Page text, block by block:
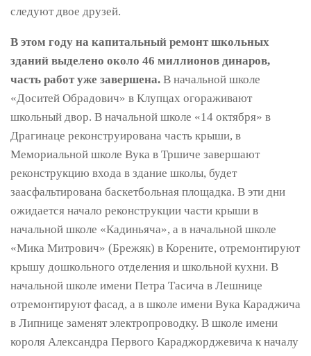
следуют двое друзей.
В этом году на капитальный ремонт школьных
зданий выделено около 46 миллионов динаров,
часть работ уже завершена. В начальной школе
«Доситей Обрадович» в Клупцах огораживают
школьный двор. В начальной школе «14 октября» в
Драгинаце реконструирована часть крыши, в
Мемориальной школе Вука в Тршиче завершают
реконструкцию входа в здание школы, будет
заасфальтирована баскетбольная площадка. В эти дни
ожидается начало реконструкции части крыши в
начальной школе «Кадиньяча», а в начальной школе
«Мика Митрович» (Брежяк) в Корените, отремонтируют
крышу дошкольного отделения и школьной кухни. В
начальной школе имени Петра Тасича в Лешнице
отремонтируют фасад, а в школе имени Вука Караджича
в Липнице заменят электропроводку. В школе имени
короля Александра Первого Караджорджевича к началу